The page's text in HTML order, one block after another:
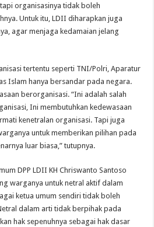
organisasinya tidak boleh
Untuk itu, LDII diharapkan juga
agar menjaga kedamaian jelang
tertentu seperti TNI/Polri, Aparatur
Islam hanya bersandar pada negara.
berorganisasi. “Ini adalah salah
Ini membutuhkan kedewasaan
kenetralan organisasi. Tapi juga
untuk memberikan pilihan pada
luar biasa,” tutupnya.
DPP LDII KH Chriswanto Santoso
warganya untuk netral aktif dalam
ketua umum sendiri tidak boleh
dalam arti tidak berpihak pada
hak sepenuhnya sebagai hak dasar